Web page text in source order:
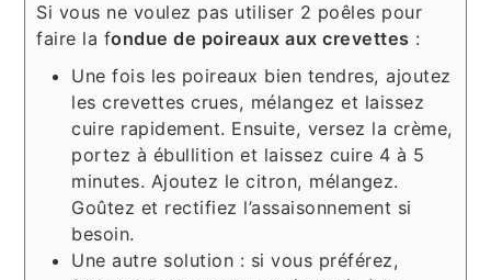
Si vous ne voulez pas utiliser 2 poêles pour
faire la fondue de poireaux aux crevettes :
Une fois les poireaux bien tendres, ajoutez
les crevettes crues, mélangez et laissez
cuire rapidement. Ensuite, versez la crème,
portez à ébullition et laissez cuire 4 à 5
minutes. Ajoutez le citron, mélangez.
Goûtez et rectifiez l’assaisonnement si
besoin.
Une autre solution : si vous préférez,